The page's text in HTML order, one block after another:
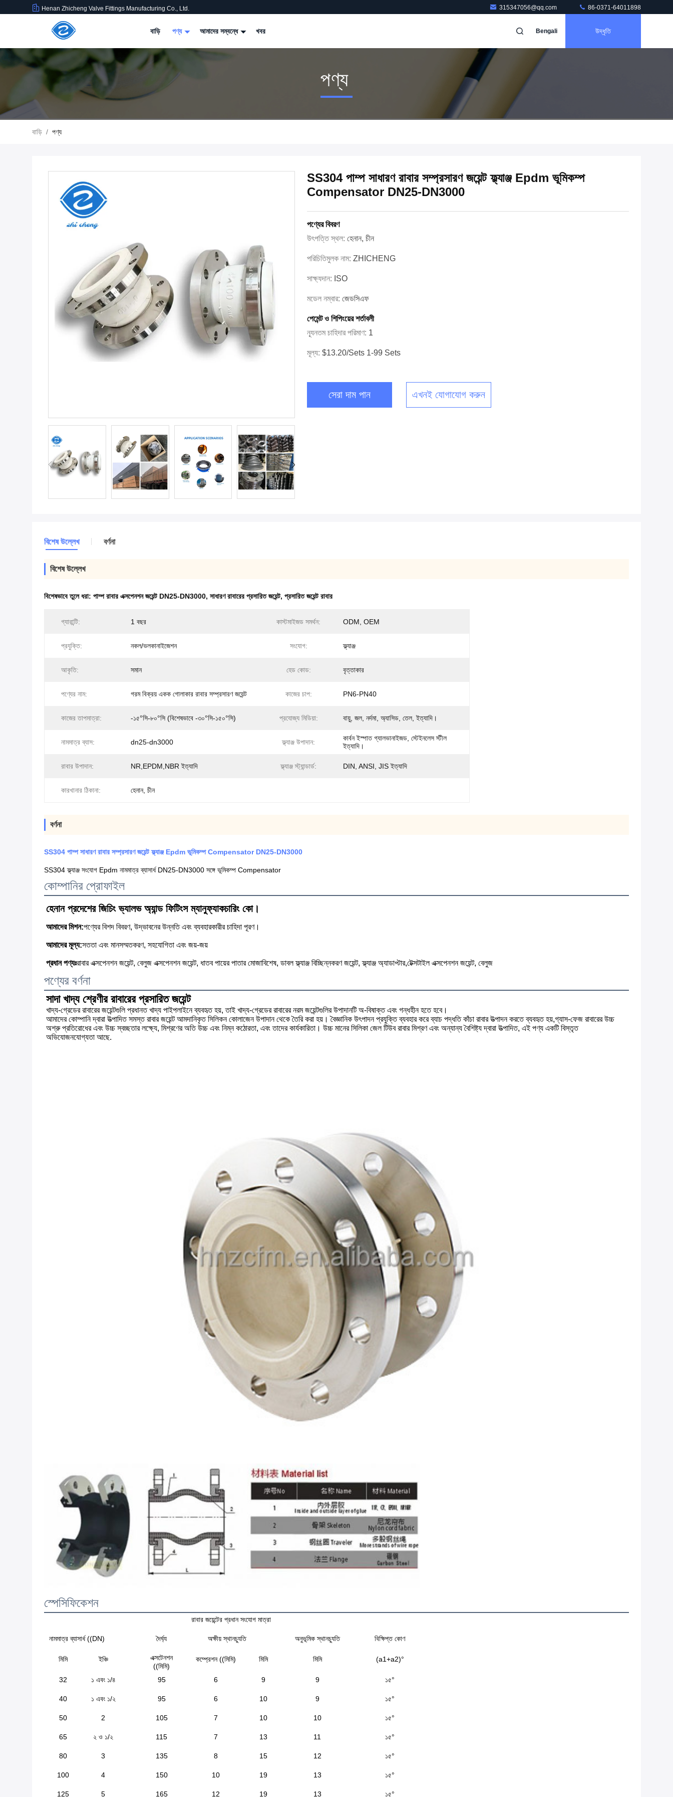
Henan Zhicheng Valve Fittings Manufacturing Co., Ltd. 315347056@qq.com 86-0371-64011898
বাড়ি পণ্য আমাদের সম্বন্ধে খবর Bengali উদ্ধৃতি
পণ্য
বাড়ি / পণ্য
SS304 পাম্প সাধারণ রাবার সম্প্রসারণ জয়েন্ট ফ্ল্যাঞ্জ Epdm ভূমিকম্প
Compensator DN25-DN3000
পণ্যের বিবরণ
উৎপত্তি স্থল: হেনান, চীন
পরিচিতিমুলক নাম: ZHICHENG
সাক্ষ্যদান: ISO
মডেল নম্বার: জেডসিএফ
পেমেন্ট ও শিপিংয়ের শর্তাবলী
ন্যূনতম চাহিদার পরিমাণ: 1
মূল্য: $13.20/sets 1-99 Sets
সেরা দাম পান এখনই যোগাযোগ করুন
বিশেষ উল্লেখ বর্ণনা
বিশেষ উল্লেখ
বিশেষভাবে তুলে ধরা: পাম্প রাবার এক্সপেনশন জয়েন্ট DN25-DN3000, সাধারণ রাবারের প্রসারিত জয়েন্ট, প্রসারিত জয়েন্ট রাবার
গ্যারান্টি: 1 বছর কাস্টমাইজড সমর্থন: ODM, OEM
প্রযুক্তি: নকল/ভলকানাইজেশন সংযোগ: ফ্ল্যাঞ্জ
আকৃতি: সমান হেড কোড: বৃত্তাকার
পণ্যের নাম: গরম বিক্রয় একক গোলাকার রাবার সম্প্রসারণ জয়েন্ট কাজের চাপ: PN6-PN40
কাজের তাপমাত্রা: -১৫°সি-৮০°সি (বিশেষভাবে -৩০°সি-১৫০°সি) প্রযোজ্য মিডিয়া: বায়ু, জল, নর্দমা, অ্যাসিড, তেল, ইত্যাদি।
নামমাত্র ব্যাস: dn25-dn3000 ফ্ল্যাঞ্জ উপাদান:
কার্বন ইস্পাত গ্যালভানাইজড, স্টেইনলেস স্টীল
ইত্যাদি।
রাবার উপাদান: NR,EPDM,NBR ইত্যাদি ফ্ল্যাঞ্জ স্ট্যান্ডার্ড: DIN, ANSI, JIS ইত্যাদি
কারখানার ঠিকানা: হেনান, চীন
বর্ণনা
SS304 পাম্প সাধারণ রাবার সম্প্রসারণ জয়েন্ট ফ্ল্যাঞ্জ Epdm ভূমিকম্প Compensator DN25-DN3000
SS304 ফ্ল্যাঞ্জ সংযোগ Epdm নামমাত্র ব্যাসার্ধ DN25-DN3000 সঙ্গে ভূমিকম্প Compensator
কোম্পানির প্রোফাইল
হেনান প্রদেশের জিচিং ভ্যালভ অ্যান্ড ফিটিংস ম্যানুফ্যাকচারিং কো।
আমাদের মিশন:পণ্যের বিশদ বিবরণ, উদ্ভাবনের উন্নতি এবং ব্যবহারকারীর চাহিদা পূরণ।
আমাদের মূল্য:সততা এবং মানসম্মতকরণ, সহযোগিতা এবং জয়-জয়
প্রধান পণ্যঃরাবার এক্সপেনশন জয়েন্ট, বেলুজ এক্সপেনশন জয়েন্ট, ধাতব পায়ের পাতার মোজাবিশেষ, ডাবল ফ্ল্যাঞ্জ বিচ্ছিন্নকরণ জয়েন্ট, ফ্ল্যাঞ্জ অ্যাডাপ্টার,টেক্সটাইল এক্সপেনশন জয়েন্ট, বেলুজ
পণ্যের বর্ণনা
সাদা খাদ্য শ্রেণীর রাবারের প্রসারিত জয়েন্ট
খাদ্য-গ্রেডের রাবারের জয়েন্টগুলি প্রধানত খাদ্য পাইপলাইনে ব্যবহৃত হয়, তাই খাদ্য-গ্রেডের রাবারের নরম জয়েন্টগুলির উপাদানটি অ-বিষাক্ত এবং গন্ধহীন হতে হবে।
আমাদের কোম্পানি দ্বারা উত্পাদিত সমস্ত রাবার জয়েন্ট আমদানিকৃত সিলিকন কোলাজেন উপাদান থেকে তৈরি করা হয়। বৈজ্ঞানিক উৎপাদন প্রযুক্তি ব্যবহার করে ব্যাচ পদ্ধতি কাঁচা রাবার উত্পাদন করতে ব্যবহৃত হয়,গ্যাস-ফেজ রাবারের উচ্চ
অশ্রু প্রতিরোধের এবং উচ্চ স্বচ্ছতার লক্ষ্যে, মিশ্রণের অতি উচ্চ এবং নিম্ন কঠোরতা, এবং তাদের কার্যকারিতা। উচ্চ মানের সিলিকা জেল টিউব রাবার মিশ্রণ এবং অন্যান্য বৈশিষ্ট্য দ্বারা উত্পাদিত, এই পণ্য একটি বিস্তৃত
অভিযোজনযোগ্যতা আছে.
স্পেসিফিকেশন
রাবার জয়েন্টের প্রধান সংযোগ মাত্রা
নামমাত্র ব্যাসার্ধ ((DN) দৈর্ঘ্য অক্ষীয় স্থানচ্যুতি অনুভূমিক স্থানচ্যুতি বিক্ষিপ্ত কোণ
মিমি ইঞ্চি
এক্সটেনশন
((মিমি)
কম্প্রেশন ((মিমি) মিমি মিমি (a1+a2)°
32 ১ এবং ১/৪ 95 6 9 9 ১৫°
40 ১ এবং ১/২ 95 6 10 9 ১৫°
50 2 105 7 10 10 ১৫°
65 ২ ও ১/২ 115 7 13 11 ১৫°
80 3 135 8 15 12 ১৫°
100 4 150 10 19 13 ১৫°
125 5 165 12 19 13 ১৫°